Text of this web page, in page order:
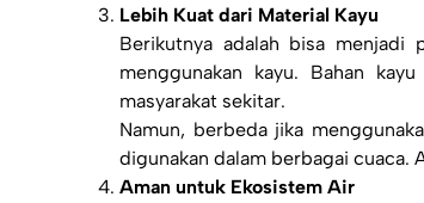
Lebih Kuat dari Material Kayu
Berikutnya adalah bisa menjadi
menggunakan kayu. Bahan
masyarakat sekitar.
Namun, berbeda jika
digunakan dalam berbagai cuaca.
Aman untuk Ekosistem Air